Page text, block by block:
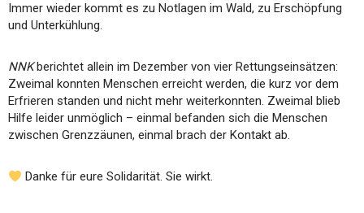
Immer wieder kommt es zu Notlagen im Wald, zu Erschöpfung
und Unterkühlung.
NNKberichtet allein im Dezember von vier Rettungseinsätzen:
Zweimal konnten Menschen erreicht werden, die kurz vor dem
Erfrieren standen und nicht mehr weiterkonnten. Zweimal blieb
Hilfe leider unmöglich – einmal befanden sich die Menschen
zwischen Grenzzäunen, einmal brach der Kontakt ab.
Danke für eure Solidarität. Sie wirkt.